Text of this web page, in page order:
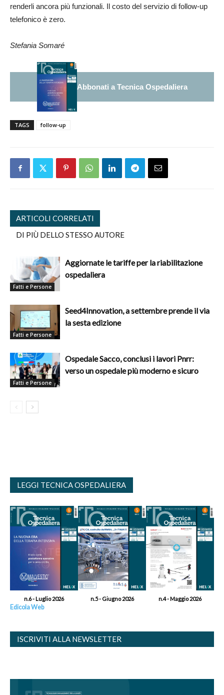
renderli ancora più funzionali. Il costo del servizio di follow-up
telefonico è zero.
Stefania Somaré
Abbonati a Tecnica Ospedaliera
TAGS follow-up
ARTICOLI CORRELATI
DI PIÙ DELLO STESSO AUTORE
Fatti e Persone
Aggiornate le tariffe per la riabilitazione
ospedaliera
Fatti e Persone
Seed4Innovation, a settembre prende il via
la sesta edizione
Fatti e Persone
Ospedale Sacco, conclusi i lavori Pnrr:
verso un ospedale più moderno e sicuro
LEGGI TECNICA OSPEDALIERA
n.6 - Luglio 2026 n.5 - Giugno 2026 n.4 - Maggio 2026
Edicola Web
ISCRIVITI ALLA NEWSLETTER